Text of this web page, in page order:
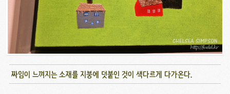
짜임이 느껴지는 소재를 지붕에 덧붙인 것이 색다르게 다가온다.